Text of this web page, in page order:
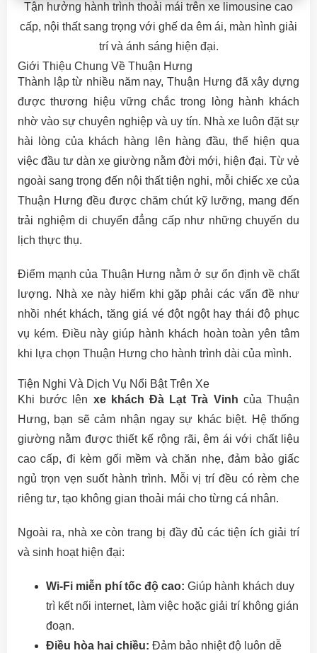
Tận hưởng hành trình thoải mái trên xe limousine cao
cấp, nội thất sang trọng với ghế da êm ái, màn hình giải
trí và ánh sáng hiện đại.
Giới Thiệu Chung Về Thuận Hưng
Thành lập từ nhiều năm nay, Thuận Hưng đã xây dựng
được thương hiệu vững chắc trong lòng hành khách
nhờ vào sự chuyên nghiệp và uy tín. Nhà xe luôn đặt sự
hài lòng của khách hàng lên hàng đầu, thể hiện qua
việc đầu tư dàn xe giường nằm đời mới, hiện đại. Từ vẻ
ngoài sang trọng đến nội thất tiện nghi, mỗi chiếc xe của
Thuận Hưng đều được chăm chút kỹ lưỡng, mang đến
trải nghiệm di chuyển đẳng cấp như những chuyến du
lịch thực thụ.
Điểm mạnh của Thuận Hưng nằm ở sự ổn định về chất
lượng. Nhà xe này hiếm khi gặp phải các vấn đề như
nhồi nhét khách, tăng giá vé đột ngột hay thái độ phục
vụ kém. Điều này giúp hành khách hoàn toàn yên tâm
khi lựa chọn Thuận Hưng cho hành trình dài của mình.
Tiện Nghi Và Dịch Vụ Nổi Bật Trên Xe
Khi bước lên xe khách Đà Lạt Trà Vinh của Thuận
Hưng, bạn sẽ cảm nhận ngay sự khác biệt. Hệ thống
giường nằm được thiết kế rộng rãi, êm ái với chất liệu
cao cấp, đi kèm gối mềm và chăn nhẹ, đảm bảo giấc
ngủ trọn vẹn suốt hành trình. Mỗi vị trí đều có rèm che
riêng tư, tạo không gian thoải mái cho từng cá nhân.
Ngoài ra, nhà xe còn trang bị đầy đủ các tiện ích giải trí
và sinh hoạt hiện đại:
Wi-Fi miễn phí tốc độ cao: Giúp hành khách duy
trì kết nối internet, làm việc hoặc giải trí không gián
đoạn.
Điều hòa hai chiều: Đảm bảo nhiệt độ luôn dễ